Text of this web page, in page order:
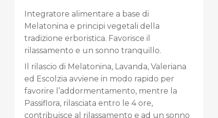
Integratore alimentare a base di
Melatonina e principi vegetali della
tradizione erboristica. Favorisce il
rilassamento e un sonno tranquillo.
Il rilascio di Melatonina, Lavanda, Valeriana
ed Escolzia avviene in modo rapido per
favorire l’addormentamento, mentre la
Passiflora, rilasciata entro le 4 ore,
contribuisce al rilassamento e ad un sonno